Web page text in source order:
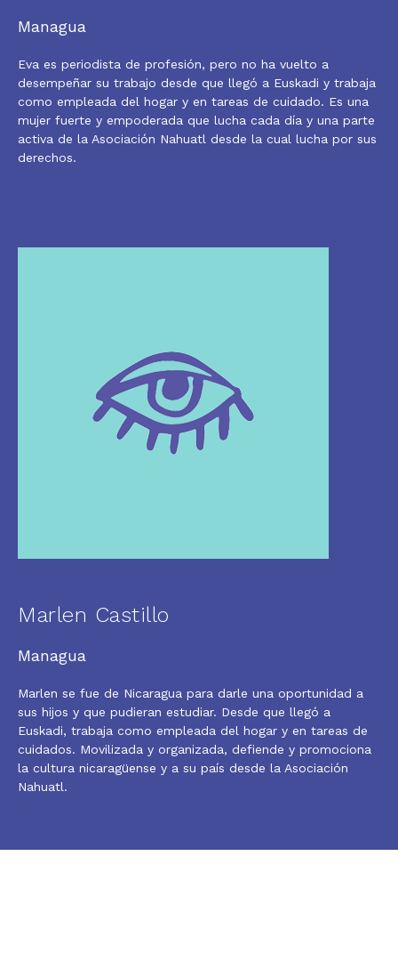
Managua
Eva es periodista de profesión, pero no ha vuelto a
desempeñar su trabajo desde que llegó a Euskadi y trabaja
como empleada del hogar y en tareas de cuidado. Es una
mujer fuerte y empoderada que lucha cada día y una parte
activa de la Asociación Nahuatl desde la cual lucha por sus
derechos.
Marlen Castillo
Managua
Marlen se fue de Nicaragua para darle una oportunidad a
sus hijos y que pudieran estudiar. Desde que llegó a
Euskadi, trabaja como empleada del hogar y en tareas de
cuidados. Movilizada y organizada, defiende y promociona
la cultura nicaragüense y a su país desde la Asociación
Nahuatl.